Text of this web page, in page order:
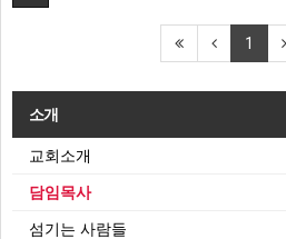
1
소개
교회소개
담임목사
섬기는 사람들